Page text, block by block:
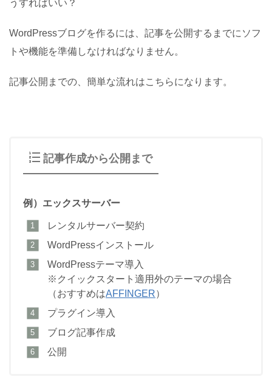
うすればいい？
WordPressブログを作るには、記事を公開するまでにソフ
トや機能を準備しなければなりません。
記事公開までの、簡単な流れはこちらになります。
記事作成から公開まで
例）エックスサーバー
レンタルサーバー契約
WordPressインストール
WordPressテーマ導入
※クイックスタート適用外のテーマの場合
（おすすめはAFFINGER）
プラグイン導入
ブログ記事作成
公開